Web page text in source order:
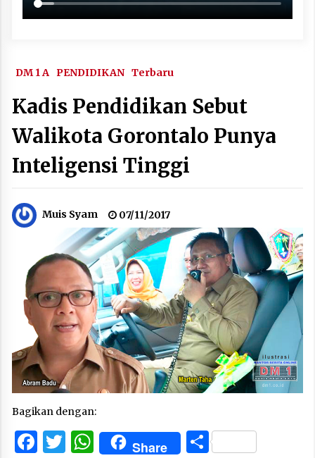
DM 1 A PENDIDIKAN Terbaru
Kadis Pendidikan Sebut
Walikota Gorontalo Punya
Inteligensi Tinggi
Muis Syam 07/11/2017
Bagikan dengan:
Facebook
Twitter
WhatsApp
Share Share